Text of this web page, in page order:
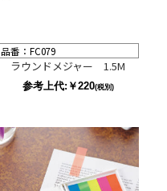
品番：FC079
ラウンドメジャー 1.5M
参考上代:￥220(税別)